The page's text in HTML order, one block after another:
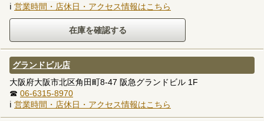
ℹ 営業時間・店休日・アクセス情報はこちら
グランドビル店
大阪府大阪市北区角田町8-47 阪急グランドビル 1F
☎ 06-6315-8970
ℹ 営業時間・店休日・アクセス情報はこちら